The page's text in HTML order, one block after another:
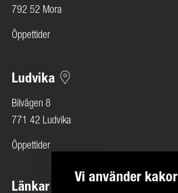
792 52 Mora
Öppettider
Ludvika
Bilvägen 8
771 42 Ludvika
Öppettider
Länkar
Vi använder kakor